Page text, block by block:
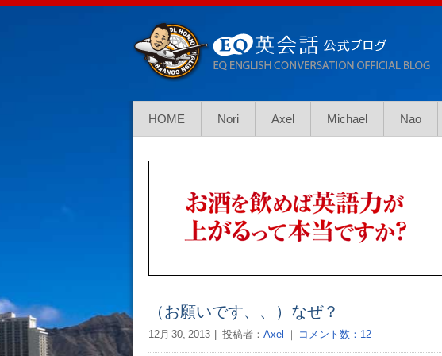
HOME Nori Axel Michael Nao
（お願いです、、）なぜ？
12月 30, 2013 投稿者：Axel ｜ コメント数：12